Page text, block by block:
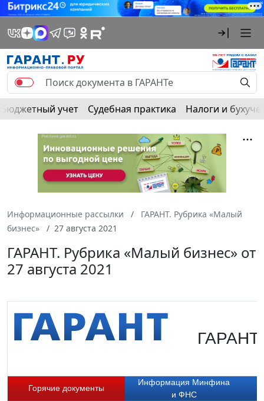
Бюджетный учет Судебная практика Налоги и
Информационные рассылки
ГАРАНТ. Рубрика «Малый
бизнес»
27 августа 2021
ГАРАНТ. Рубрика «Малый бизнес» от
27 августа 2021
Горячие документы
Информация Минфина
и ФНС